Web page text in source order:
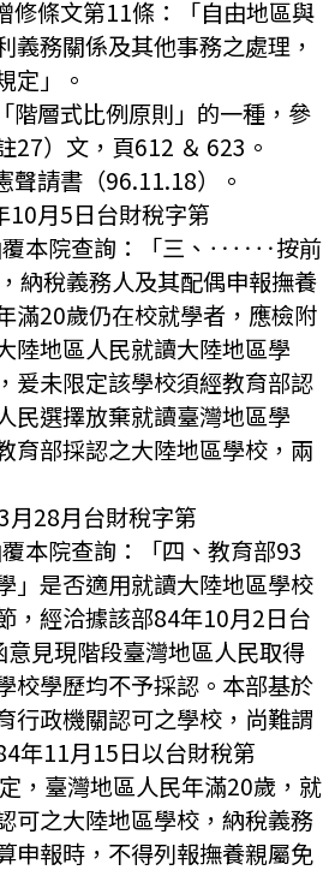
修條文第11條：「自由地區與
義務關係及其他事務之處理，
定」。
階層式比例原則」的一種，參
27）文，頁612 ＆ 623。
聲請書（96.11.18）。
10月5日台財稅字第
覆本院查詢：「三、‥‥‥按前
納稅義務人及其配偶申報撫養
滿20歲仍在校就學者，應檢附
陸地區人民就讀大陸地區學
爰未限定該學校須經教育部認
民選擇放棄就讀臺灣地區學
育部採認之大陸地區學校，兩
月28月台財稅字第
本院查詢：「四、教育部93
」是否適用就讀大陸地區學校
，經洽據該部84年10月2日台
見現階段臺灣地區人民取得
校學歷均不予採認。本部基於
行政機關認可之學校，尚難謂
年11月15日以台財稅第
，臺灣地區人民年滿20歲，就
可之大陸地區學校，納稅義務
申報時，不得列報撫養親屬免